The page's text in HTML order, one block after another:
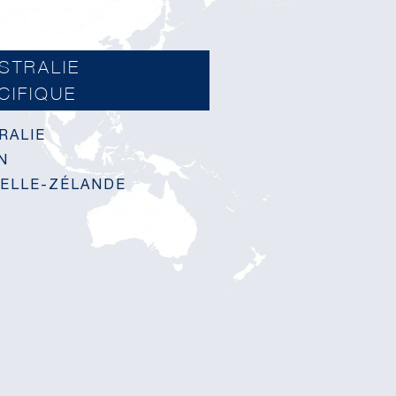
ZÉLANDE